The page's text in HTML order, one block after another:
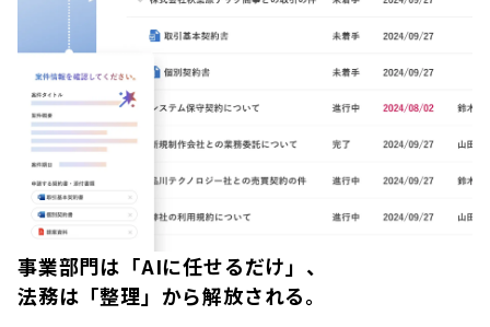
事業部門は「AIに任せるだけ」、
法務は「整理」から解放される。